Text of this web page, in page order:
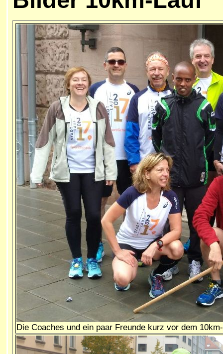
Die Coaches und ein paar Freunde kurz vor dem